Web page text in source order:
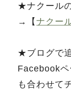
★ナクール
→【ナクー
★ブログで
Facebookペ
も合わせて